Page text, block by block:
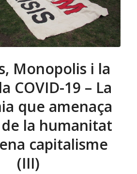
Monopolis i la
COVID-19 – La
que amenaça
la humanitat
capitalisme
(III)